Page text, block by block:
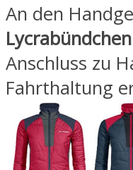
An den
Lycrabündchen
Anschluss zu
Fahrthaltung